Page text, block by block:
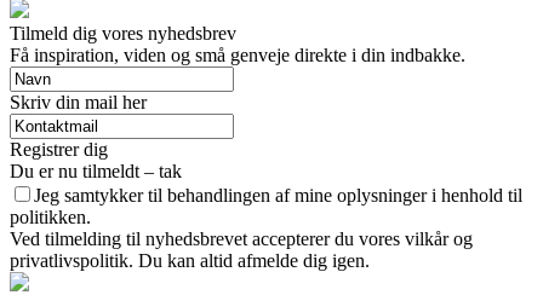
Tilmeld dig vores nyhedsbrev
Få inspiration, viden og små genveje direkte i din indbakke.
Skriv din mail her
Registrer dig
Du er nu tilmeldt – tak
Jeg samtykker til behandlingen af mine oplysninger i henhold til
politikken.
Ved tilmelding til nyhedsbrevet accepterer du vores vilkår og
privatlivspolitik. Du kan altid afmelde dig igen.